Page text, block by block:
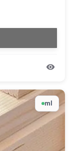
ml